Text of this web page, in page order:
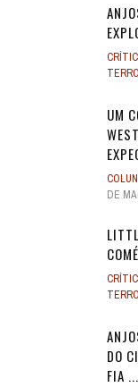
UM
DE
DO
FIA ...